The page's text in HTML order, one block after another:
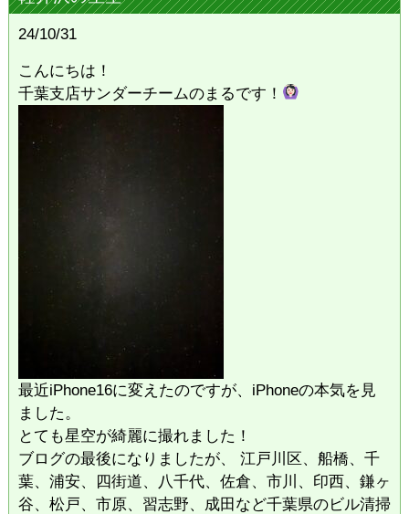
24/10/31
こんにちは！
千葉支店サンダーチームのまるです！
最近iPhone16に変えたのですが、iPhoneの本気を見
ました。
とても星空が綺麗に撮れました！
ブログの最後になりましたが、 江戸川区、船橋、千
葉、浦安、四街道、八千代、佐倉、市川、印西、鎌ヶ
谷、松戸、市原、習志野、成田など千葉県のビル清掃